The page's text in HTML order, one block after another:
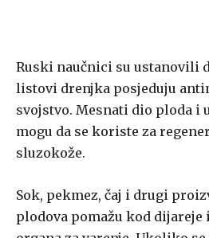
Ruski naučnici su ustanovili
listovi drenjka posjeduju
svojstvo. Mesnati dio ploda i
mogu da se koriste za
sluzokože.
Sok, pekmez, čaj i drugi
plodova pomažu kod